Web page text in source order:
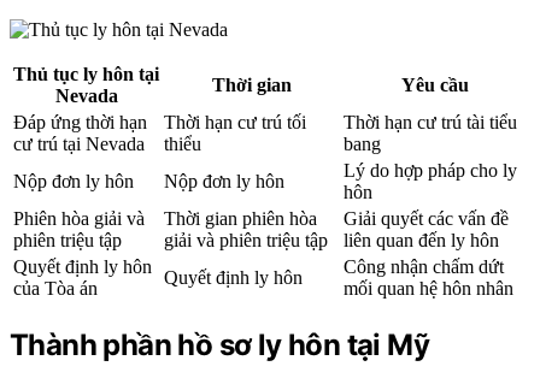
Thủ tục ly hôn tại
Nevada
Thời gian
Yêu cầu
Đáp ứng thời hạn
cư trú tại Nevada
Thời hạn cư trú tối
thiểu
Thời hạn cư trú tài tiểu
bang
Nộp đơn ly hôn
Nộp đơn ly hôn
Lý do hợp pháp cho ly
hôn
Phiên hòa giải và
phiên triệu tập
Thời gian phiên hòa
giải và phiên triệu tập
Giải quyết các vấn đề
liên quan đến ly hôn
Quyết định ly hôn
của Tòa án
Quyết định ly hôn
Công nhận chấm dứt
mối quan hệ hôn nhân
Thành phần hồ sơ ly hôn tại Mỹ